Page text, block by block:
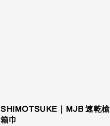
SHIMOTSUKE｜MJB 速乾槍
箱巾